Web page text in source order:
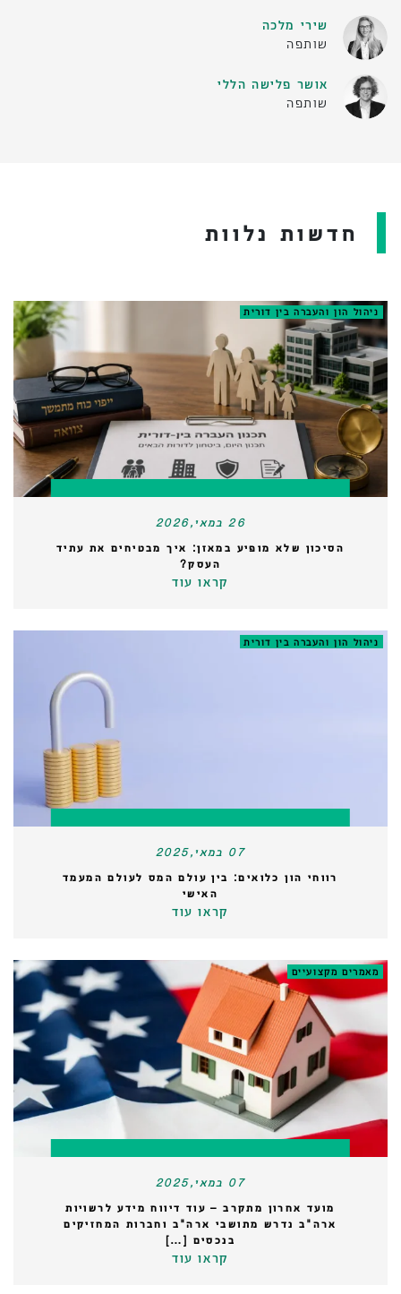
שירי מלכה
שותפה
אושר פלישה הללי
שותפה
חדשות נלוות
ניהול הון והעברה בין דורית
26 במאי,2026
הסיכון שלא מופיע במאזן: איך מבטיחים את עתיד
העסק?
קראו עוד
ניהול הון והעברה בין דורית
07 במאי,2025
רווחי הון כלואים: בין עולם המס לעולם המעמד
האישי
קראו עוד
מאמרים מקצועיים
07 במאי,2025
מועד אחרון מתקרב – עוד דיווח מידע לרשויות
ארה"ב נדרש מתושבי ארה"ב וחברות המחזיקים
בנכסים […]
קראו עוד